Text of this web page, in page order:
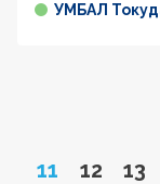
УМБАЛ
Page
11 Go to
12 Go
13